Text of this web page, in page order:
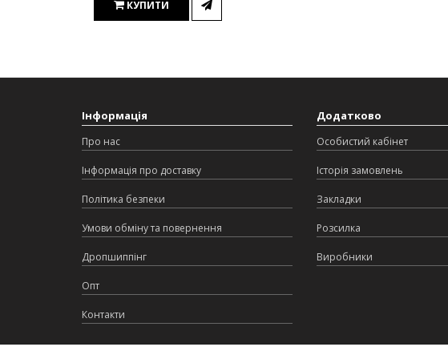
КУПИТИ
Інформація
Про нас
Інформація про доставку
Політика безпеки
Умови обміну та повернення
Дропшиппінг
Опт
Контакти
Додатково
Особистий кабінет
Історія замовлень
Закладки
Розсилка
Виробники